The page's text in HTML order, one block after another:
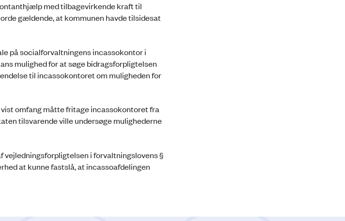
med tilbagevirkende kraft til
gældende, at kommunen havde tilsidesat
på socialforvaltningens incassokontor i
mulighed for at søge bidragsforpligtelsen
til incassokontoret om muligheden for
omfang måtte fritage incassokontoret fra
tilsvarende ville undersøge mulighederne
i forvaltningslovens §
at kunne fastslå, at incassoafdelingen